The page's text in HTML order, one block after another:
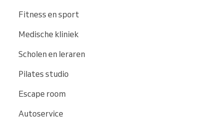
Fitness en sport
Medische kliniek
Scholen en leraren
Pilates studio
Escape room
Autoservice